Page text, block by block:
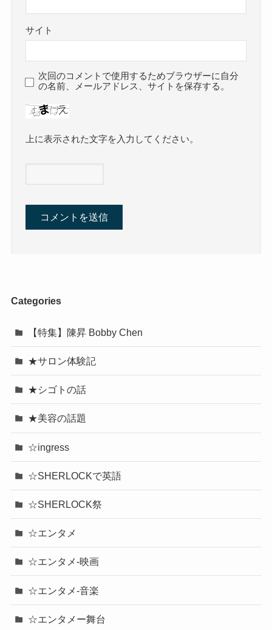
サイト
次回のコメントで使用するためブラウザーに自分
の名前、メールアドレス、サイトを保存する。
上に表示された文字を入力してください。
Categories
【特集】陳昇 Bobby Chen
★サロン体験記
★シゴトの話
★美容の話題
☆ingress
☆SHERLOCKで英語
☆SHERLOCK祭
☆エンタメ
☆エンタメ-映画
☆エンタメ-音楽
☆エンタメー舞台